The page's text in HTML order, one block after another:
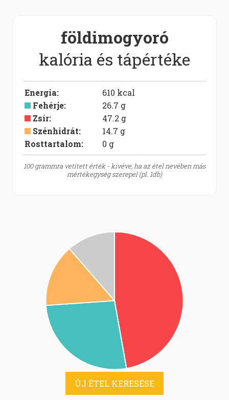
földimogyoró
kalória és tápértéke
Energia: 610 kcal
Fehérje: 26.7 g
Zsír: 47.2 g
Szénhidrát: 14.7 g
Rosttartalom:
0 g
100 grammra vetített érték - kivéve, ha az étel nevében más
mértékegység szerepel (pl. 1db)
ÚJ ÉTEL KERESÉSE